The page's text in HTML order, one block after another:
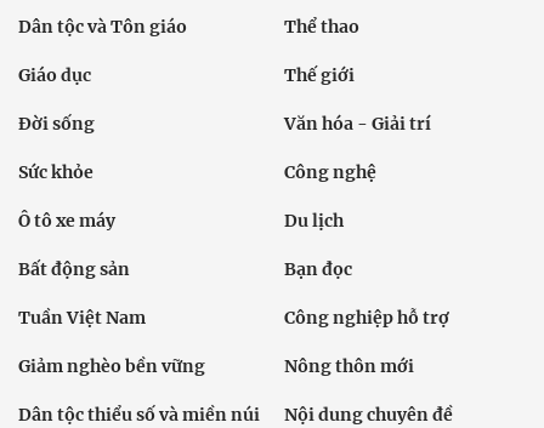
Dân tộc và Tôn giáo Thể thao
Giáo dục Thế giới
Đời sống Văn hóa - Giải trí
Sức khỏe Công nghệ
Ô tô xe máy Du lịch
Bất động sản Bạn đọc
Tuần Việt Nam Công nghiệp hỗ trợ
Giảm nghèo bền vững Nông thôn mới
Dân tộc thiểu số và miền núi Nội dung chuyên đề